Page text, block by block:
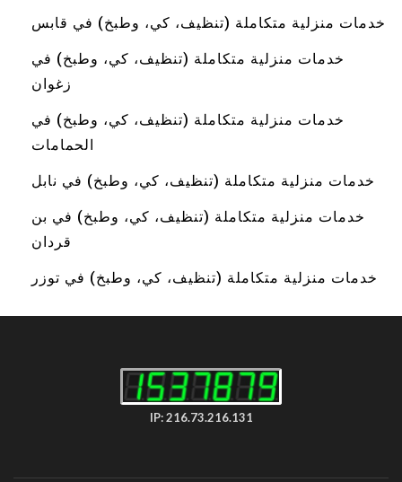
خدمات منزلية متكاملة (تنظيف، كي، وطبخ) في قابس
خدمات منزلية متكاملة (تنظيف، كي، وطبخ) في
زغوان
خدمات منزلية متكاملة (تنظيف، كي، وطبخ) في
الحمامات
خدمات منزلية متكاملة (تنظيف، كي، وطبخ) في نابل
خدمات منزلية متكاملة (تنظيف، كي، وطبخ) في بن
قردان
خدمات منزلية متكاملة (تنظيف، كي، وطبخ) في توزر
IP: 216.73.216.131